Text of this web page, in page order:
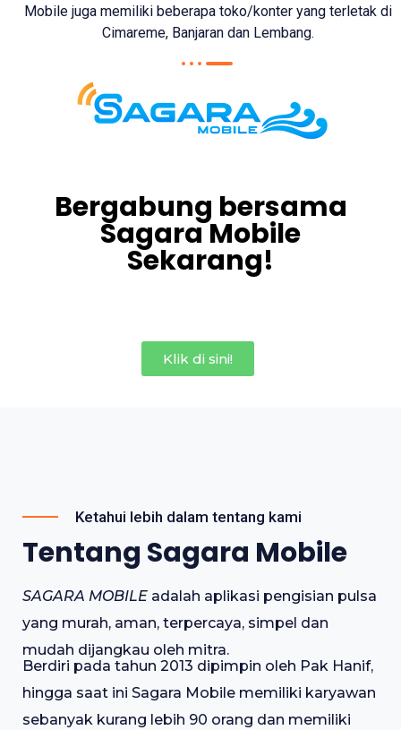
Mobile juga memiliki beberapa toko/konter yang terletak di
Cimareme, Banjaran dan Lembang.
Bergabung bersama
Sagara Mobile
Sekarang!
Klik di sini!
Ketahui lebih dalam tentang kami
Tentang Sagara Mobile
SAGARA MOBILE adalah aplikasi pengisian pulsa
yang murah, aman, terpercaya, simpel dan
mudah dijangkau oleh mitra.
Berdiri pada tahun 2013 dipimpin oleh Pak Hanif,
hingga saat ini Sagara Mobile memiliki karyawan
sebanyak kurang lebih 90 orang dan memiliki